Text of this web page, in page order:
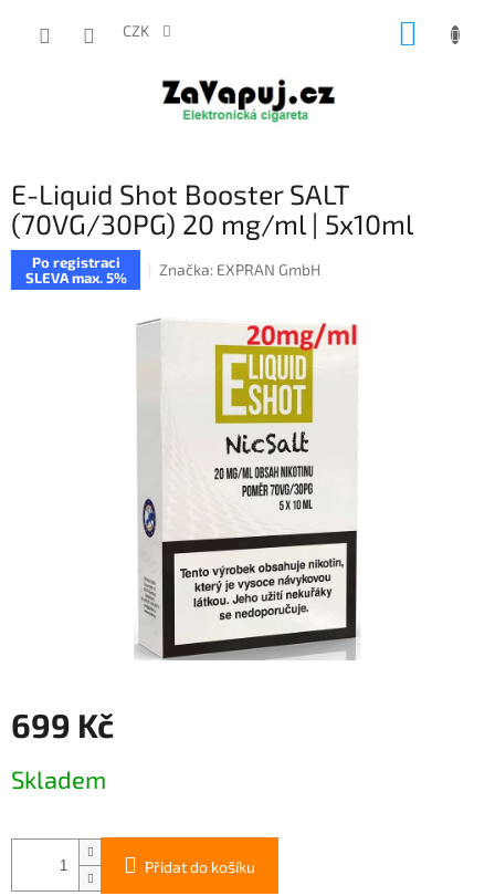
CZK
E-Liquid Shot Booster SALT
(70VG/30PG) 20 mg/ml | 5x10ml
Po registraci
SLEVA max. 5%
Značka: EXPRAN GmbH
699 Kč
cena:
Skladem
Přidat do košíku